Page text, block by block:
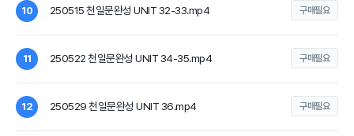
10 250515 천일문완성 UNIT 32-33.mp4 구매필요
11 250522 천일문완성 UNIT 34-35.mp4 구매필요
12 250529 천일문완성 UNIT 36.mp4 구매필요